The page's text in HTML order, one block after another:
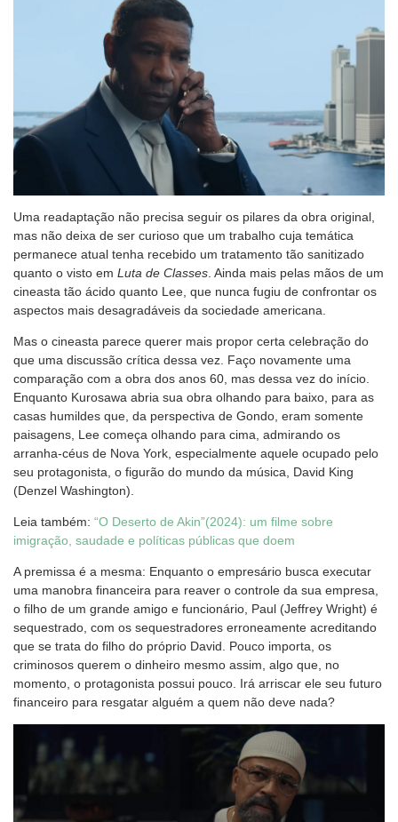
Uma readaptação não precisa seguir os pilares da obra original,
mas não deixa de ser curioso que um trabalho cuja temática
permanece atual tenha recebido um tratamento tão sanitizado
quanto o visto em Luta de Classes . Ainda mais pelas mãos de um
cineasta tão ácido quanto Lee, que nunca fugiu de confrontar os
aspectos mais desagradáveis da sociedade americana.
Mas o cineasta parece querer mais propor certa celebração do
que uma discussão crítica dessa vez. Faço novamente uma
comparação com a obra dos anos 60, mas dessa vez do início.
Enquanto Kurosawa abria sua obra olhando para baixo, para as
casas humildes que, da perspectiva de Gondo, eram somente
paisagens, Lee começa olhando para cima, admirando os
arranha-céus de Nova York, especialmente aquele ocupado pelo
seu protagonista, o figurão do mundo da música, David King
(Denzel Washington).
Leia também: “O Deserto de Akin”(2024): um filme sobre
imigração, saudade e políticas públicas que doem
A premissa é a mesma: Enquanto o empresário busca executar
uma manobra financeira para reaver o controle da sua empresa,
o filho de um grande amigo e funcionário, Paul (Jeffrey Wright) é
sequestrado, com os sequestradores erroneamente acreditando
que se trata do filho do próprio David. Pouco importa, os
criminosos querem o dinheiro mesmo assim, algo que, no
momento, o protagonista possui pouco. Irá arriscar ele seu futuro
financeiro para resgatar alguém a quem não deve nada?